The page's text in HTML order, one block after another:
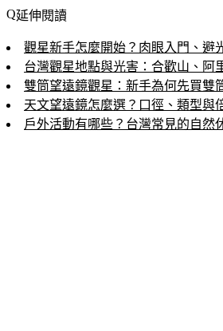
延伸閱讀
觀星新手怎麼開始？肉眼入門、避
台灣觀星地點與光害：合歡山、阿
雙筒望遠鏡觀星：新手為何先買雙
天文望遠鏡怎麼選？口徑、類型與
戶外活動有哪些？台灣常見的自然